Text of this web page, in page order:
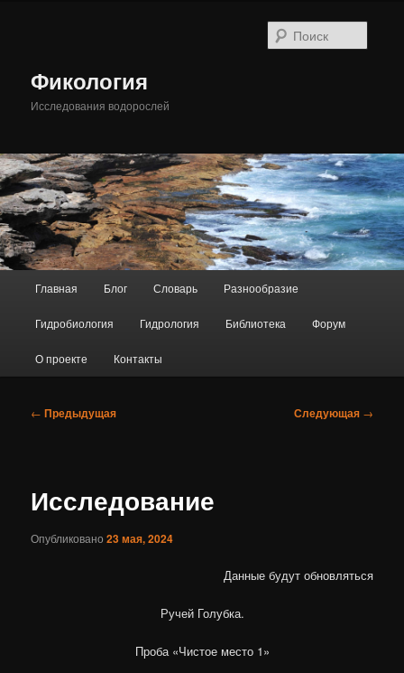
Фикология
Исследования водорослей
Главная Блог Словарь Разнообразие
Гидробиология Гидрология Библиотека Форум
О проекте Контакты
Навигация
← Предыдущая Следующая →
Исследование
Опубликовано23 мая, 2024
Данные будут обновляться
Ручей Голубка.
Проба «Чистое место 1»